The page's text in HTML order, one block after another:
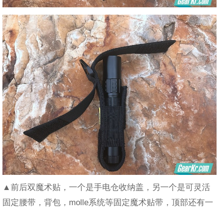
▲前后双魔术贴，一个是手电仓收纳盖，另一个是可灵活
固定腰带，背包，molle系统等固定魔术贴带，顶部还有一